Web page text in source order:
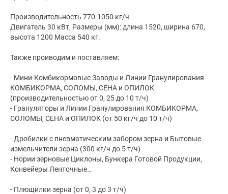
Производительность 770-1050 кг/ч
Двигатель 30 кВт, Размеры (мм): длина 1520, ширина 670,
высота 1200 Масса 540 кг.
Также проиводим и поставляем:
- Мини-Комбикормовые Заводы и Линии Гранулирования
КОМБИКОРМА, СОЛОМЫ, СЕНА и ОПИЛОК
(производительностью от 0, 25 до 10 т/ч)
- Грануляторы и Линии Гранулирования КОМБИКОРМА,
СОЛОМЫ, СЕНА и ОПИЛОК (от 50 кг/ч до 10 т/ч)
- Дробилки с пневматическим забором зерна и Бытовые
измельчители зерна (300 кг/ч до 5 т/ч)
- Нории зерновые Циклоны, Бункера Готовой Продукции,
Конвейеры Ленточные…
- Плющилки зерна (от 0, 3 до 3 т/ч)